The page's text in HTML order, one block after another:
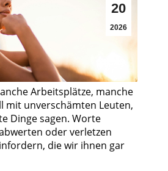
20
2026
Arbeitsplätze, manche
mit unverschämten Leuten,
Dinge sagen. Worte
oder verletzen
die wir ihnen gar